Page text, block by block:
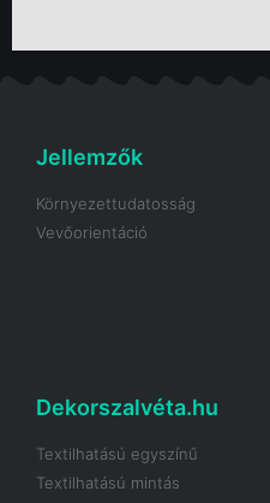
Jellemzők
Környezettudatosság
Vevőorientáció
Dekorszalvéta.hu
Textilhatású egyszínű
Textilhatású mintás